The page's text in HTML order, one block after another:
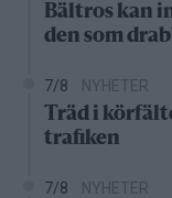
Bältros kan
den som
7/8 NYHETER
Träd i
trafiken
7/8 NYHETER